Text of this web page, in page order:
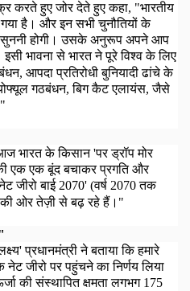
करते हुए जोर देते हुए कहा, "भारतीय
है। और इन सभी चुनौतियों के
होगी। उसके अनुरूप अपने आप
इसी भावना से भारत ने पूरे विश्व के लिए
, आपदा प्रतिरोधी बुनियादी ढांचे के
गठबंधन,बिग कैट एलायंस,जैसे
भारत के किसान 'पर ड्रॉप मोर
एक एक बूंद बचाकर प्रगति और
जीरो बाई 2070' (वर्ष 2070तक
की ओर तेज़ी से बढ़ रहे हैं।"
प्रधानमंत्री ने बताया कि हमारे
नेट जीरो पर पहुंचने का निर्णय लिया
की संस्थापित क्षमता लगभग 175